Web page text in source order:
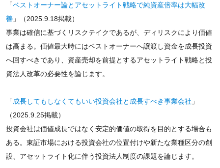
「ベストオーナー論とアセットライト戦略で純資産倍率は大幅改
善」（2025.9.18掲載）
事業は確信に基づくリスクテイクであるが、ディリスクにより価値
は高まる。価値最大時にはベストオーナーへ譲渡し資金を成長投資
へ回すべきであり、資産売却を前提とするアセットライト戦略と投
資法人改革の必要性を論じます。
「成長してもしなくてもいい投資会社と成長すべき事業会社 」
（2025.9.25掲載）
投資会社は価値成長ではなく安定的価値の取得を目的とする場合も
ある。東証市場における投資会社の位置付けや新たな業種区分の創
設、アセットライト化に伴う投資法人制度の課題を論じます。